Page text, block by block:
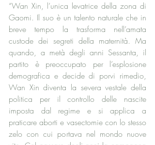
“Wan Xin, l’unica levatrice della zona di
Gaomi. Il suo è un talento naturale che in
breve tempo la trasforma nell’amata
custode dei segreti della maternità. Ma
quando, a metà degli anni Sessanta, il
partito è preoccupato per l’esplosione
demografica e decide di porvi rimedio,
Wan Xin diventa la severa vestale della
politica per il controllo delle nascite
imposta dal regime e si applica a
praticare aborti e vasectomie con lo stesso
zelo con cui portava nel mondo nuove